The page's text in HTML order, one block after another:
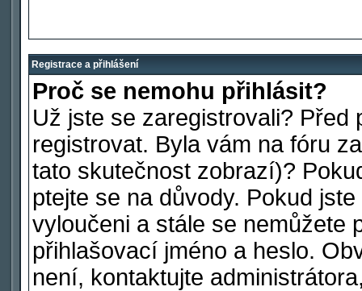
Registrace a přihlášení
Proč se nemohu přihlásit?
Už jste se zaregistrovali?
registrovat. Byla vám na fóru
tato skutečnost zobrazí)?
ptejte se na důvody. Pokud
vyloučeni a stále se nemůžete
přihlašovací jméno a heslo.
není, kontaktujte